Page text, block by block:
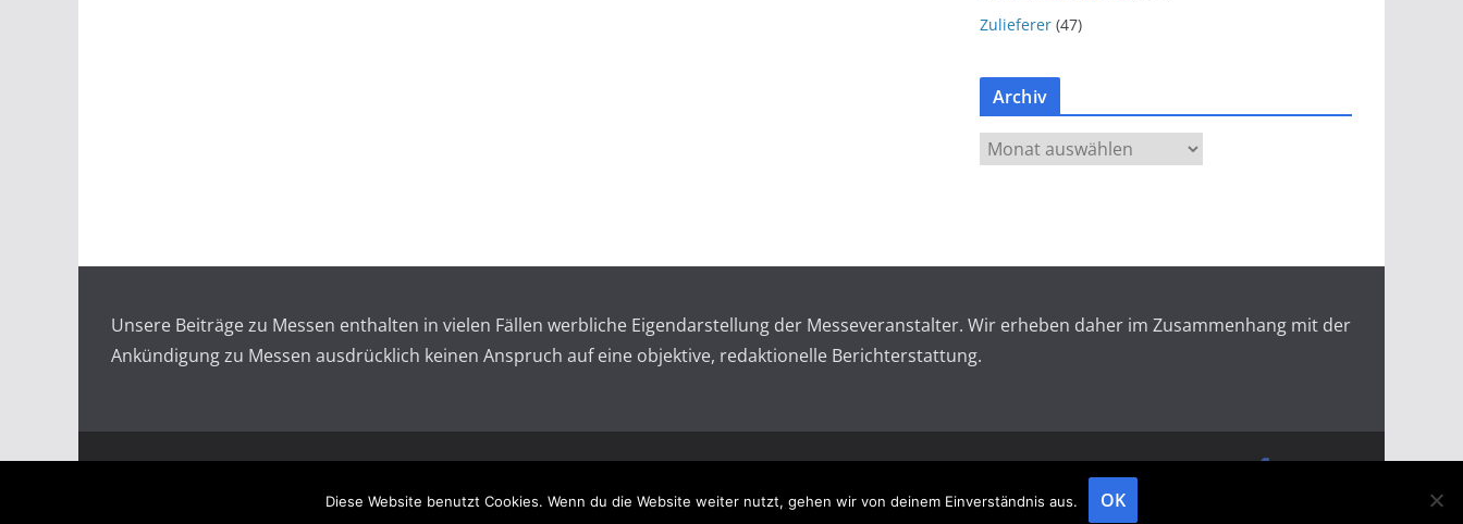
Zulieferer (47)
Archiv
r
Unsere Beiträge zu Messen enthalten in vielen Fällen werbliche Eigendarstellung der Messeveranstalter. Wir erheben daher im Zusammenhang mit der
Ankündigung zu Messen ausdrücklich keinen Anspruch auf eine objektive, redaktionelle Berichterstattung.
Datenschutz
Diese Website benutzt Cookies. Wenn du die Website weiter nutzt, gehen wir von deinem Einverständnis aus. OK